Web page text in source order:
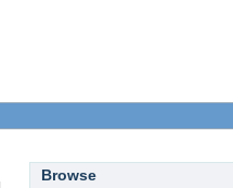
Browse